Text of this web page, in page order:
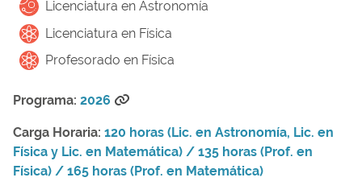
Licenciatura en Astronomía
Licenciatura en Física
Profesorado en Física
Programa: 2026
Carga Horaria: 120 horas (Lic. en Astronomía, Lic. en
Física y Lic. en Matemática) / 135 horas (Prof. en
Física) / 165 horas (Prof. en Matemática)